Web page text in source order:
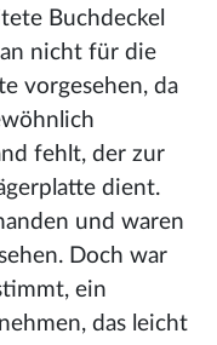
Buchdeckel
nicht für die
vorgesehen, da
fehlt, der zur
dient.
und waren
Doch war
ein
das leicht